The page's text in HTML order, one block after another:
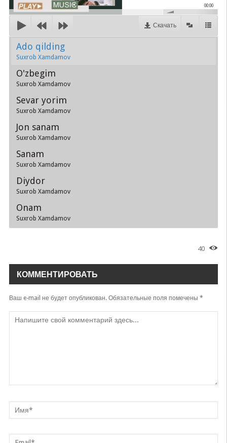
00:00
Скачать
Ado qilding
Suxrob Xamdamov
O'zbegim
Suxrob Xamdamov
Sevar yorim
Suxrob Xamdamov
Jon sanam
Suxrob Xamdamov
Sanam
Suxrob Xamdamov
Diydor
Suxrob Xamdamov
Onam
Suxrob Xamdamov
40
КОММЕНТИРОВАТЬ
Ваш e-mail не будет опубликован.Обязательные поля помечены *